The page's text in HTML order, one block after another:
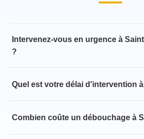
Intervenez-vous en urgence à
?
Quel est votre délai d'intervention
Combien coûte un débouchage à